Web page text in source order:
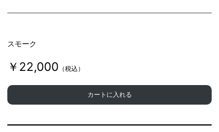
B
o
d
y
スモーク
￥22,000 （税込）
カートに入れる